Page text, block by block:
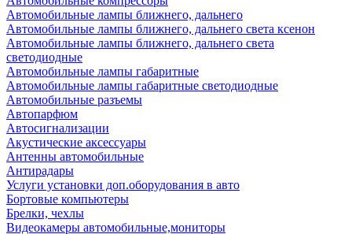
Автомобильные лампы ближнего, дальнего
Автомобильные лампы ближнего, дальнего света ксенон
Автомобильные лампы ближнего, дальнего света
светодиодные
Автомобильные лампы габаритные
Автомобильные лампы габаритные светодиодные
Автомобильные разъемы
Автопарфюм
Автосигнализации
Акустические аксессуары
Антенны автомобильные
Антирадары
Услуги установки доп.оборудования в авто
Бортовые компьютеры
Брелки, чехлы
Видеокамеры автомобильные,мониторы